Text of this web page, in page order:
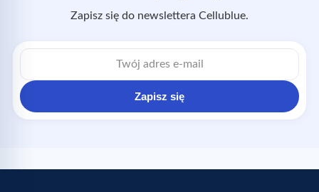
Zapisz się do newslettera Cellublue.
Zapisz się